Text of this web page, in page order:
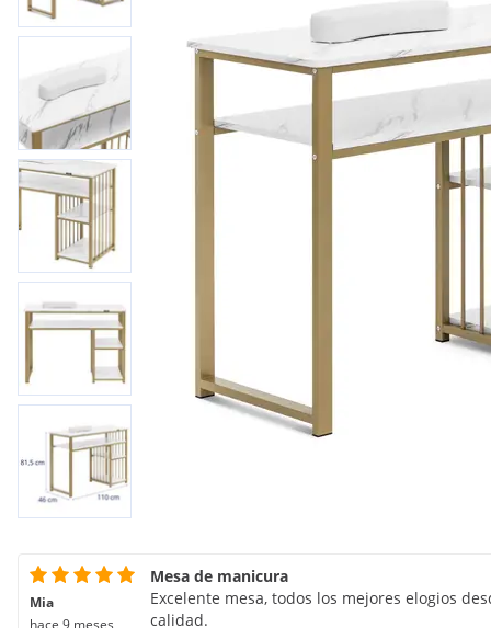
Mia
hace 9 meses
Mesa de manicura
Excelente mesa, todos los mejores elogios
calidad.